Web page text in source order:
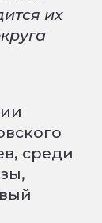
их
среди